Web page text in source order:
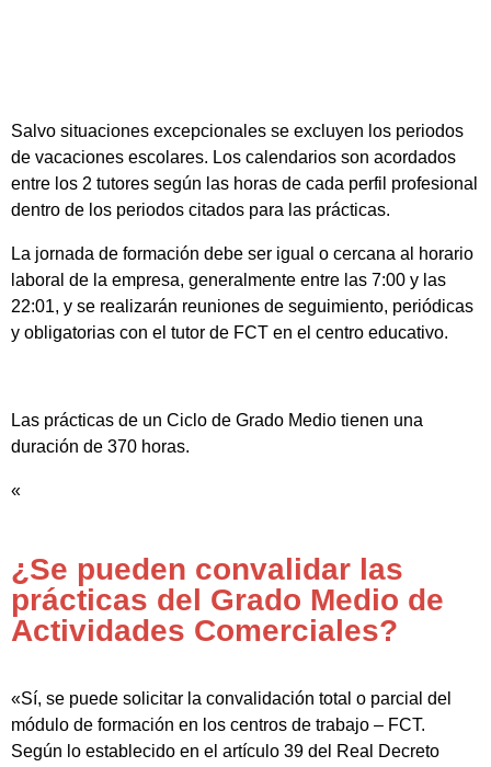
Salvo situaciones excepcionales se excluyen los periodos
de vacaciones escolares. Los calendarios son acordados
entre los 2 tutores según las horas de cada perfil profesional
dentro de los periodos citados para las prácticas.
La jornada de formación debe ser igual o cercana al horario
laboral de la empresa, generalmente entre las 7:00 y las
22:01, y se realizarán reuniones de seguimiento, periódicas
y obligatorias con el tutor de FCT en el centro educativo.
Las prácticas de un Ciclo de Grado Medio tienen una
duración de 370 horas.
«
¿Se pueden convalidar las
prácticas del Grado Medio de
Actividades Comerciales?
«Sí, se puede solicitar la convalidación total o parcial del
módulo de formación en los centros de trabajo – FCT.
Según lo establecido en el artículo 39 del Real Decreto